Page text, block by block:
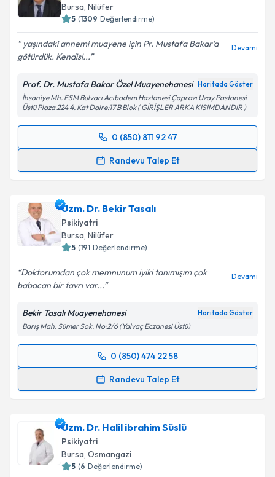
Bursa, Nilüfer
5 (1309 Değerlendirme)
yaşındaki annemi muayene için Pr. Mustafa Bakar'a
götürdük. Kendisi...
Devamı
Prof. Dr. Mustafa Bakar Özel Muayenehanesi Haritada Göster
İhsaniye Mh. FSM Bulvarı Acıbadem Hastanesi Çaprazı Uzay Pastanesi
Üstü Plaza 224 4. Kat Daire:17 B Blok ( GİRİŞLER ARKA KISIMDANDIR )
0 (850) 811 92 47
Randevu Talep Et
Randevu Takvimi Talebi
takvim hazırlandığında e-posta ile bilgilendireceğiz.
E-posta Adresiniz
kapsamda işlenmesini kabul ediyorum.
Takvim Talebini Gönder
Uzm. Dr. Bekir Tasalı
Psikiyatri
Bursa, Nilüfer
5 (191 Değerlendirme)
Doktorumdan çok memnunum iyiki tanımışım çok
babacan bir tavrı var...
Devamı
Bekir Tasalı Muayenehanesi Haritada Göster
Barış Mah. Sümer Sok. No:2/6 (Yalvaç Eczanesi Üstü)
0 (850) 474 22 58
Randevu Talep Et
Randevu Takvimi Talebi
takvim hazırlandığında e-posta ile bilgilendireceğiz.
E-posta Adresiniz
Uzm. Dr. Halil ibrahim Süslü
Psikiyatri
Bursa, Osmangazi
5 (6 Değerlendirme)